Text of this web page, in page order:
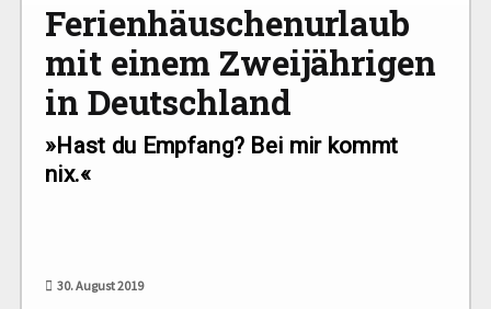
Ferienhäuschenurlaub
mit einem Zweijährigen
in Deutschland
»Hast du Empfang? Bei mir kommt
nix.«
30. August 2019